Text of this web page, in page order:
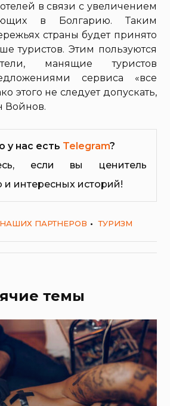
в связи с увеличением
в Болгарию. Таким
страны будет принято
туристов. Этим пользуются
манящие туристов
сервиса «все
этого не следует допускать,
Войнов.
у нас есть Telegram?
если вы ценитель
и интересных историй!
НАШИХ ПАРТНЕРОВ ТУРИЗМ
темы